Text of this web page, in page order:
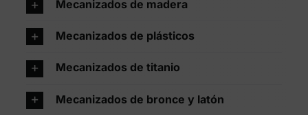
Mecanizados de madera
Mecanizados de plásticos
Mecanizados de titanio
Mecanizados de bronce y latón